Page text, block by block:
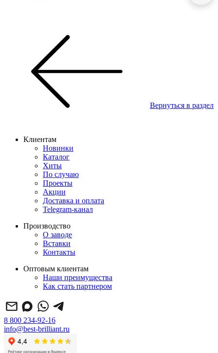
Вернуться в раздел
Клиентам
Новинки
Каталог
Хиты
По случаю
Проекты
Акции
Доставка и оплата
Telegram-канал
Производство
О заводе
Вставки
Контакты
Оптовым клиентам
Наши преимущества
Как стать партнером
8 800 234-92-16
info@best-brilliant.ru